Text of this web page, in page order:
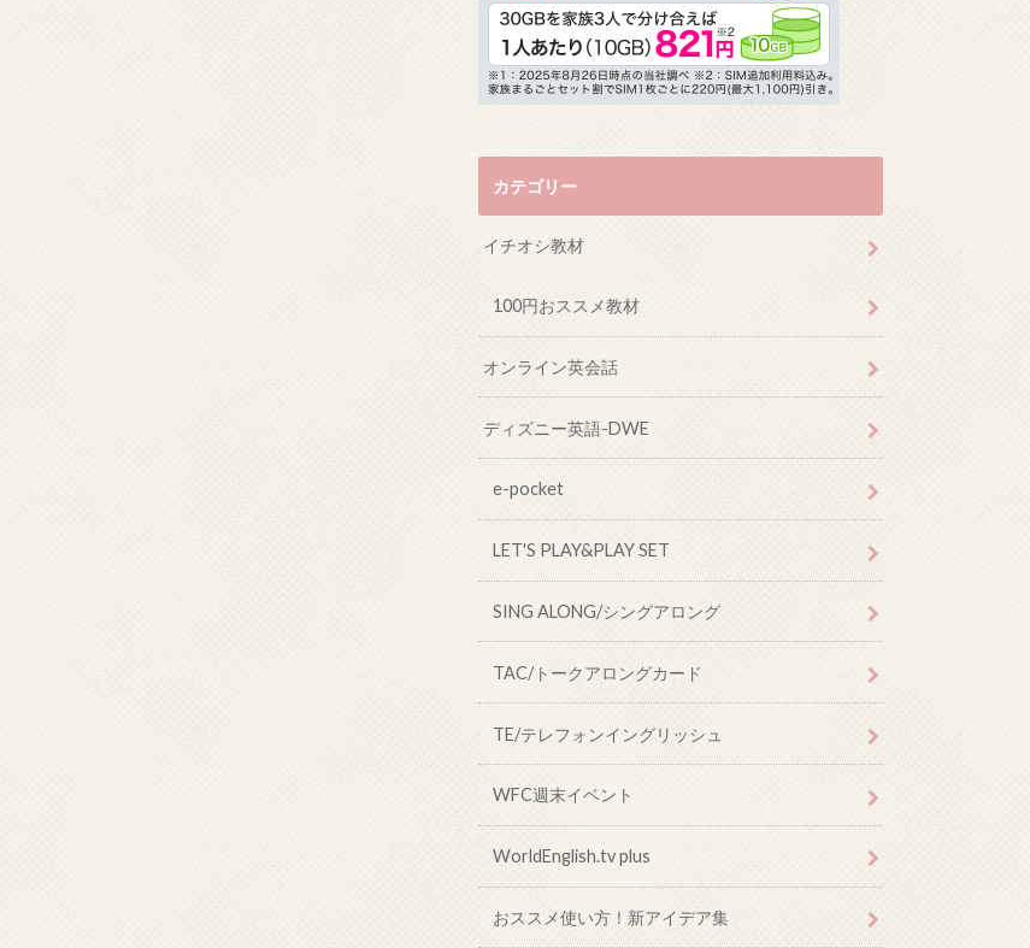
カテゴリー
イチオシ教材
100円おススメ教材
オンライン英会話
ディズニー英語-DWE
e-pocket
LET'S PLAY&PLAY SET
SING ALONG/シングアロング
TAC/トークアロングカード
TE/テレフォンイングリッシュ
WFC週末イベント
WorldEnglish.tv plus
おススメ使い方！新アイデア集